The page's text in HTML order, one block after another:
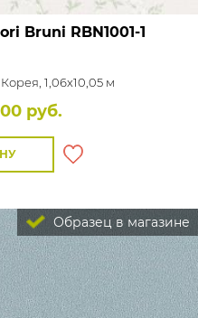
Bruni RBN1001-1
1,06x10,05 м
руб.
Образец в магазине